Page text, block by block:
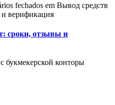
fechados em Вывод средств
верификация
сроки, отзывы и
букмекерской конторы